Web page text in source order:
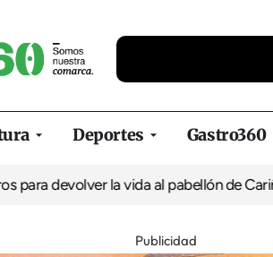
Deportes Gastro360
devolver la vida al pabellón de Cariño
Publicidad